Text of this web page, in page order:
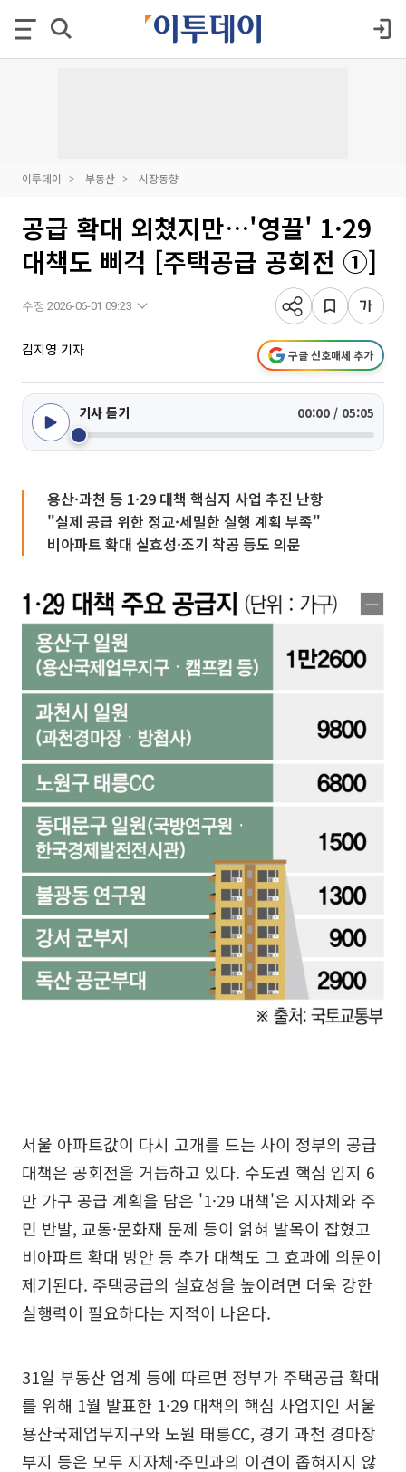
이투데이 부동산 시장동향
공급 확대 외쳤지만…'영끌' 1·29
대책도 삐걱 [주택공급 공회전 ①]
수정 2026-06-01 09:23
김지영 기자 구글 선호매체 추가
기사 듣기 00:00 / 05:05
용산·과천 등 1·29 대책 핵심지 사업 추진 난항
"실제 공급 위한 정교·세밀한 실행 계획 부족"
비아파트 확대 실효성·조기 착공 등도 의문
서울 아파트값이 다시 고개를 드는 사이 정부의 공급
대책은 공회전을 거듭하고 있다. 수도권 핵심 입지 6
만 가구 공급 계획을 담은 '1·29 대책'은 지자체와 주
민 반발, 교통·문화재 문제 등이 얽혀 발목이 잡혔고
비아파트 확대 방안 등 추가 대책도 그 효과에 의문이
제기된다. 주택공급의 실효성을 높이려면 더욱 강한
실행력이 필요하다는 지적이 나온다.
31일 부동산 업계 등에 따르면 정부가 주택공급 확대
를 위해 1월 발표한 1·29 대책의 핵심 사업지인 서울
용산국제업무지구와 노원 태릉CC, 경기 과천 경마장
부지 등은 모두 지자체·주민과의 이견이 좁혀지지 않